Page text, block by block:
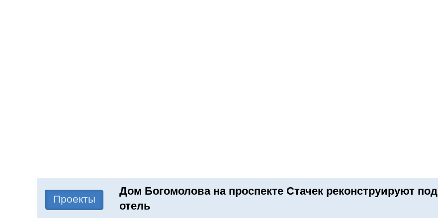
Проекты
Дом Богомолова на проспекте Стачек реконструируют под
отель